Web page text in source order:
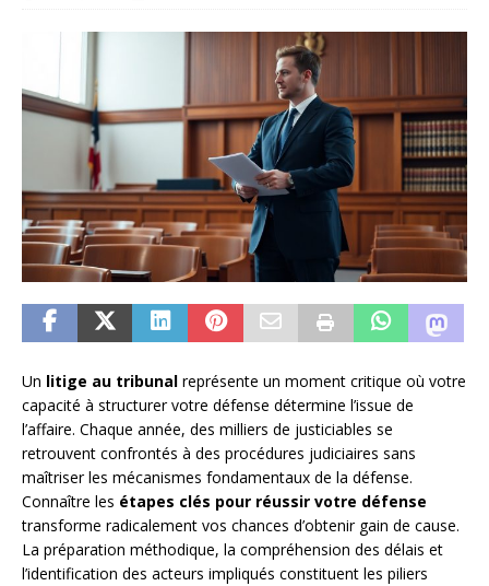
Un litige au tribunal représente un moment critique où votre
capacité à structurer votre défense détermine l’issue de
l’affaire. Chaque année, des milliers de justiciables se
retrouvent confrontés à des procédures judiciaires sans
maîtriser les mécanismes fondamentaux de la défense.
Connaître les étapes clés pour réussir votre défense
transforme radicalement vos chances d’obtenir gain de cause.
La préparation méthodique, la compréhension des délais et
l’identification des acteurs impliqués constituent les piliers